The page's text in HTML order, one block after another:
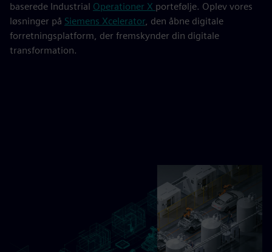
baserede Industrial Operationer X portefølje. Oplev vores
løsninger på Siemens Xcelerator, den åbne digitale
forretningsplatform, der fremskynder din digitale
transformation.